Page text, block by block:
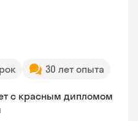
30 лет опыта
с красным дипломом